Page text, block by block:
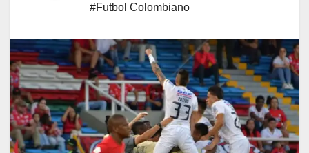
#Futbol Colombiano